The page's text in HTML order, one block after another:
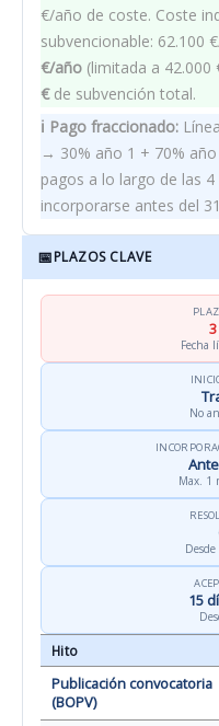
€/año de coste. Coste
subvencionable: 62.100
€/año (limitada a 42.000
€de subvención total.
ℹ️ Pago fraccionado:
→ 30% año 1 + 70%
pagos a lo largo de las
incorporarse antes del
📅PLAZOS CLAVE
Fecha
No
Max. 1
15
Hito
Publicación convocatoria
(BOPV)